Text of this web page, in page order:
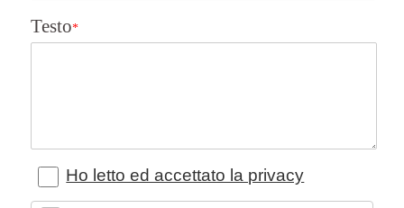
Testo*
Ho letto ed accettato la privacy